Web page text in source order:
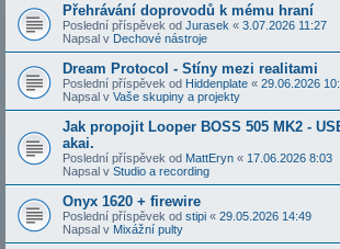
Přehrávání doprovodů k mému hraní
Poslední příspěvek od Jurasek « 3.07.2026 11:27
Napsal v Dechové nástroje
Dream Protocol - Stíny mezi realitami
Poslední příspěvek od Hiddenplate « 29.06.2026
Napsal v Vaše skupiny a projekty
Jak propojit Looper BOSS 505 MK2 -
akai.
Poslední příspěvek od MattEryn « 17.06.2026 8:03
Napsal v Studio a recording
Onyx 1620 + firewire
Poslední příspěvek od stipi « 29.05.2026 14:49
Napsal v Mixážní pulty